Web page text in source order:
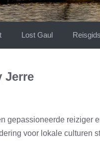
Lost Gaul Reisgids
Jerre
reiziger
voor lokale culturen